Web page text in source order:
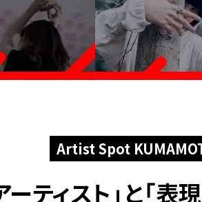
Artist Spot
ティスト」と「表